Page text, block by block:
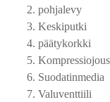
2. pohjalevy
3. Keskiputki
4. päätykorkki
5.
6. Suodatinmedia
7. Valuventtiili